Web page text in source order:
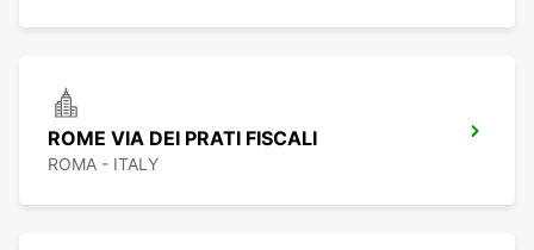
ROME VIA DEI PRATI FISCALI
ROMA - ITALY